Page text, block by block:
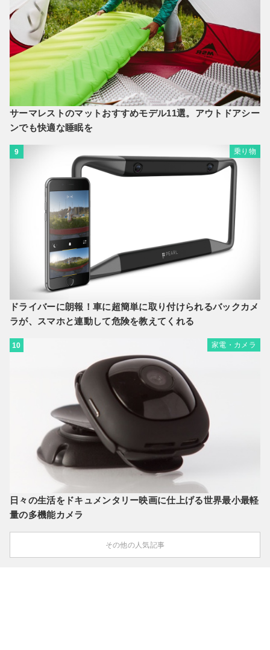
サーマレストのマットおすすめモデル11選。アウトドアシー
ンでも快適な睡眠を
9 乗り物
ドライバーに朗報！車に超簡単に取り付けられるバックカメ
ラが、スマホと連動して危険を教えてくれる
10 家電・カメラ
日々の生活をドキュメンタリー映画に仕上げる世界最小最軽
量の多機能カメラ
その他の人気記事